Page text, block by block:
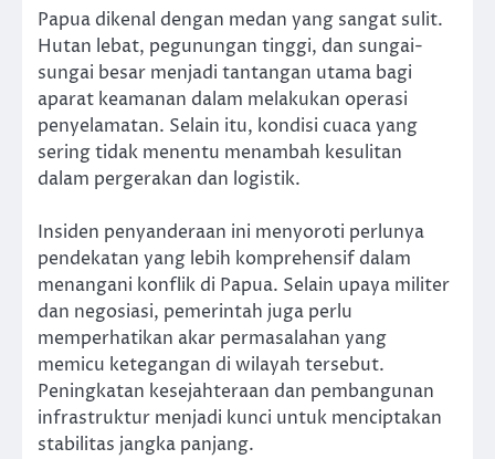
Papua dikenal dengan medan yang sangat sulit.
Hutan lebat, pegunungan tinggi, dan sungai-
sungai besar menjadi tantangan utama bagi
aparat keamanan dalam melakukan operasi
penyelamatan. Selain itu, kondisi cuaca yang
sering tidak menentu menambah kesulitan
dalam pergerakan dan logistik.
Insiden penyanderaan ini menyoroti perlunya
pendekatan yang lebih komprehensif dalam
menangani konflik di Papua. Selain upaya militer
dan negosiasi, pemerintah juga perlu
memperhatikan akar permasalahan yang
memicu ketegangan di wilayah tersebut.
Peningkatan kesejahteraan dan pembangunan
infrastruktur menjadi kunci untuk menciptakan
stabilitas jangka panjang.